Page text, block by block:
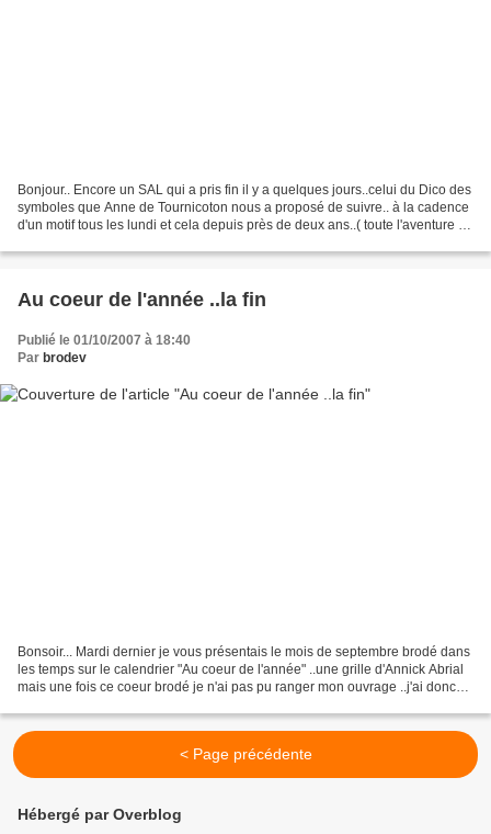
Bonjour.. Encore un SAL qui a pris fin il y a quelques jours..celui du Dico des
symboles que Anne de Tournicoton nous a proposé de suivre.. à la cadence
d'un motif tous les lundi et cela depuis près de deux ans..( toute l'aventure a
Au coeur de l'année ..la fin
Publié le 01/10/2007 à 18:40
Par brodev
Bonsoir... Mardi dernier je vous présentais le mois de septembre brodé dans
les temps sur le calendrier "Au coeur de l'année" ..une grille d'Annick Abrial
mais une fois ce coeur brodé je n'ai pas pu ranger mon ouvrage ..j'ai donc
< Page précédente
Hébergé par Overblog